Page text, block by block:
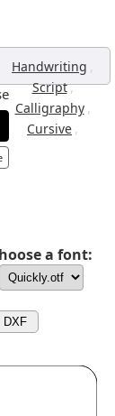
Handwriting ,
Script,
Calligraphy ,
Cursive ,
a font:
DXF